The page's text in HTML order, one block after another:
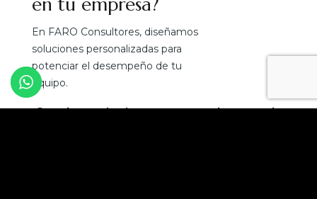
En FARO Consultores, diseñamos
soluciones personalizadas para
potenciar el desempeño de tu
equipo.
¡Convierte el talento en tu mejor ventaja